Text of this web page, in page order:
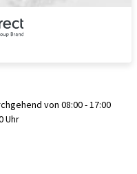
von 08:00 - 17:00
Uhr